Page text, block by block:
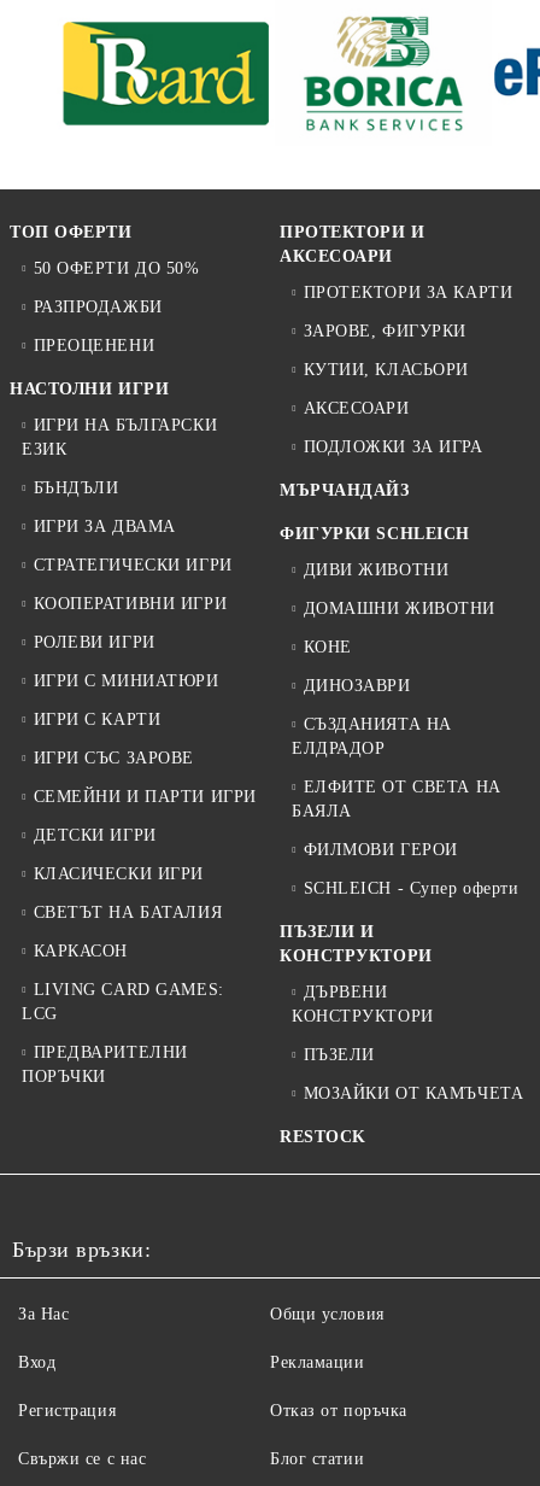
ТОП ОФЕРТИ
50 ОФЕРТИ ДО 50%
РАЗПРОДАЖБИ
ПРЕОЦЕНЕНИ
НАСТОЛНИ ИГРИ
ИГРИ НА БЪЛГАРСКИ
ЕЗИК
БЪНДЪЛИ
ИГРИ ЗА ДВАМА
СТРАТЕГИЧЕСКИ ИГРИ
КООПЕРАТИВНИ ИГРИ
РОЛЕВИ ИГРИ
ИГРИ С МИНИАТЮРИ
ИГРИ С КАРТИ
ИГРИ СЪС ЗАРОВЕ
СЕМЕЙНИ И ПАРТИ ИГРИ
ДЕТСКИ ИГРИ
КЛАСИЧЕСКИ ИГРИ
СВЕТЪТ НА БАТАЛИЯ
КАРКАСОН
LIVING CARD GAMES:
LCG
ПРЕДВАРИТЕЛНИ
ПОРЪЧКИ
ПРОТЕКТОРИ И
АКСЕСОАРИ
ПРОТЕКТОРИ ЗА КАРТИ
ЗАРОВЕ, ФИГУРКИ
КУТИИ, КЛАСЬОРИ
АКСЕСОАРИ
ПОДЛОЖКИ ЗА ИГРА
МЪРЧАНДАЙЗ
ФИГУРКИ SCHLEICH
ДИВИ ЖИВОТНИ
ДОМАШНИ ЖИВОТНИ
КОНЕ
ДИНОЗАВРИ
СЪЗДАНИЯТА НА
ЕЛДРАДОР
ЕЛФИТЕ ОТ СВЕТА НА
БАЯЛА
ФИЛМОВИ ГЕРОИ
SCHLEICH - Супер оферти
ПЪЗЕЛИ И
КОНСТРУКТОРИ
ДЪРВЕНИ
КОНСТРУКТОРИ
ПЪЗЕЛИ
МОЗАЙКИ ОТ КАМЪЧЕТА
RESTOCK
Бързи връзки:
За Нас
Вход
Регистрация
Свържи се с нас
Общи условия
Рекламации
Отказ от поръчка
Блог статии